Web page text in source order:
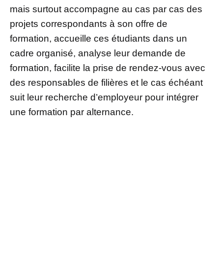
mais surtout accompagne au cas par cas des
projets correspondants à son offre de
formation, accueille ces étudiants dans un
cadre organisé, analyse leur demande de
formation, facilite la prise de rendez-vous avec
des responsables de filières et le cas échéant
suit leur recherche d’employeur pour intégrer
une formation par alternance.